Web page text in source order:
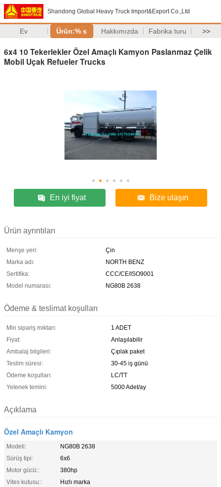
Shandong Global Heavy Truck Import&Export Co.,Ltd
Ev Ürün:% s Hakkımızda Fabrika turu >>
6x4 10 Tekerlekler Özel Amaçlı Kamyon Paslanmaz Çelik
Mobil Uçak Refueler Trucks
En iyi fiyat Bize ulaşın
Ürün ayrıntıları
Menşe yeri:
Çin
Marka adı:
NORTH BENZ
Sertifika:
CCC/CE/ISO9001
Model numarası:
NG80B 2638
Ödeme & teslimat koşulları
Min sipariş miktarı:
1 ADET
Fiyat:
Anlaşılabilir
Ambalaj bilgileri:
Çıplak paket
Teslim süresi:
30-45 iş günü
Ödeme koşulları:
LC/TT
Yetenek temini:
5000 Adet/ay
Açıklama
Özel Amaçlı Kamyon
Modeli:
NG80B 2638
Sürüş tipi:
6x6
Motor gücü::
380hp
Vites kutusu::
Hızlı marka